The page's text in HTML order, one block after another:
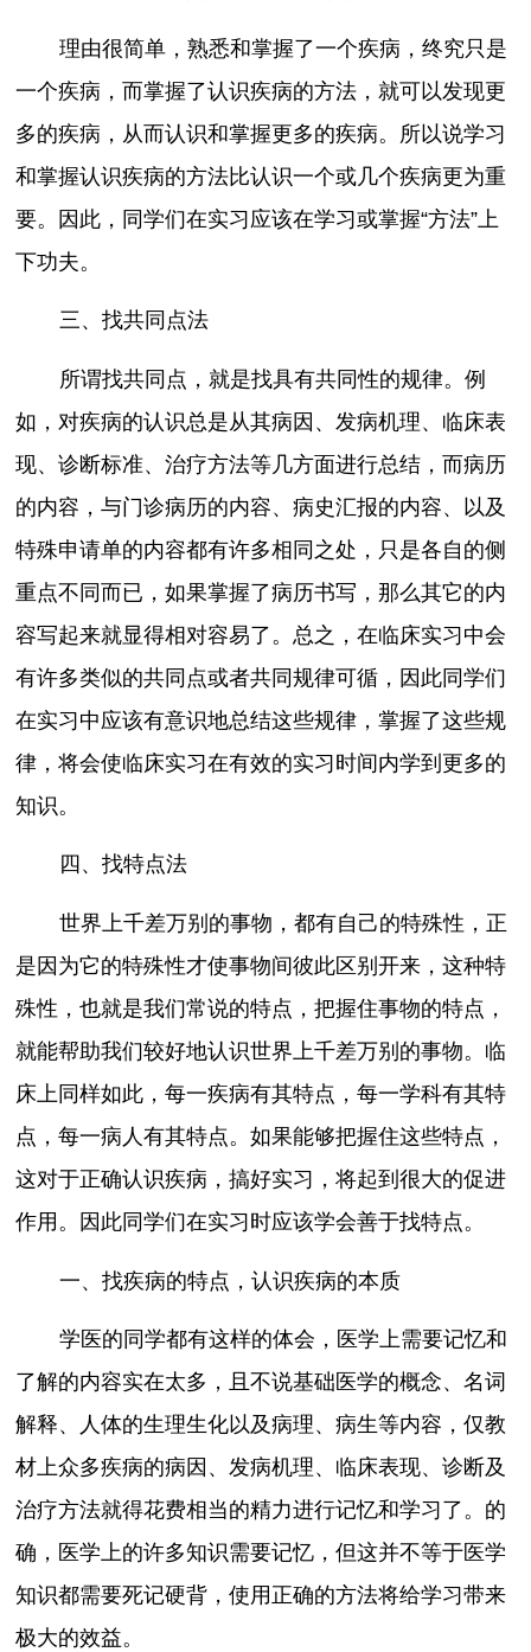
理由很简单，熟悉和掌握了一个疾病，终究只是
一个疾病，而掌握了认识疾病的方法，就可以发现更
多的疾病，从而认识和掌握更多的疾病。所以说学习
和掌握认识疾病的方法比认识一个或几个疾病更为重
要。因此，同学们在实习应该在学习或掌握“方法”上
下功夫。
三、找共同点法
所谓找共同点，就是找具有共同性的规律。例
如，对疾病的认识总是从其病因、发病机理、临床表
现、诊断标准、治疗方法等几方面进行总结，而病历
的内容，与门诊病历的内容、病史汇报的内容、以及
特殊申请单的内容都有许多相同之处，只是各自的侧
重点不同而已，如果掌握了病历书写，那么其它的内
容写起来就显得相对容易了。总之，在临床实习中会
有许多类似的共同点或者共同规律可循，因此同学们
在实习中应该有意识地总结这些规律，掌握了这些规
律，将会使临床实习在有效的实习时间内学到更多的
知识。
四、找特点法
世界上千差万别的事物，都有自己的特殊性，正
是因为它的特殊性才使事物间彼此区别开来，这种特
殊性，也就是我们常说的特点，把握住事物的特点，
就能帮助我们较好地认识世界上千差万别的事物。临
床上同样如此，每一疾病有其特点，每一学科有其特
点，每一病人有其特点。如果能够把握住这些特点，
这对于正确认识疾病，搞好实习，将起到很大的促进
作用。因此同学们在实习时应该学会善于找特点。
一、找疾病的特点，认识疾病的本质
学医的同学都有这样的体会，医学上需要记忆和
了解的内容实在太多，且不说基础医学的概念、名词
解释、人体的生理生化以及病理、病生等内容，仅教
材上众多疾病的病因、发病机理、临床表现、诊断及
治疗方法就得花费相当的精力进行记忆和学习了。的
确，医学上的许多知识需要记忆，但这并不等于医学
知识都需要死记硬背，使用正确的方法将给学习带来
极大的效益。